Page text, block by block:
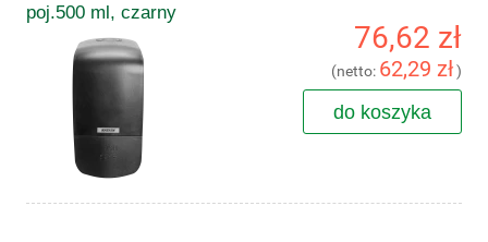
poj.500 ml, czarny
76,62 zł
(netto: 62,29 zł)
do koszyka